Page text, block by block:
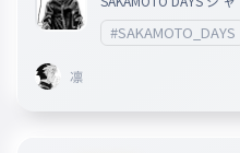
ン 、 少 年 漫 画 作 者 ： 鈴 木 祐 斗 出 版 社 ： 集
英 社 掲 載 誌 ： 週 間 少 年 ジ ャ ン プ レ ー ベ ル ：
#SAKAMOTO_DAYS
凛